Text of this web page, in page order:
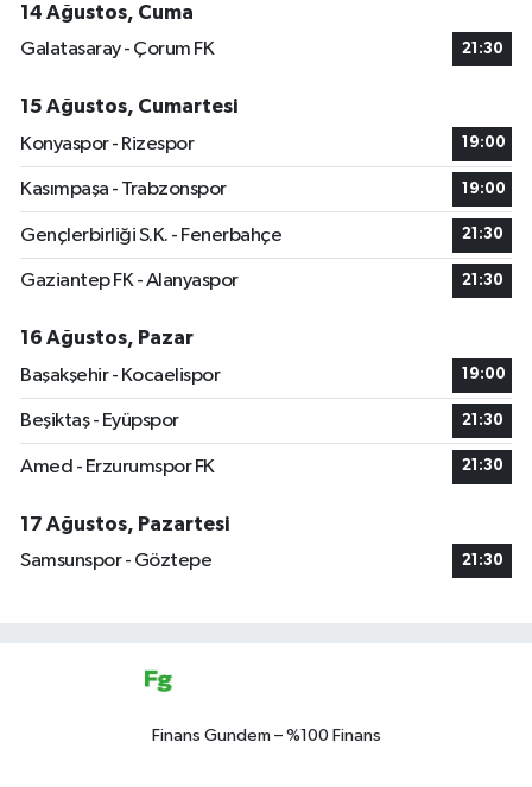
14 Ağustos, Cuma
Galatasaray - Çorum FK
21:30
15 Ağustos, Cumartesi
Konyaspor - Rizespor
19:00
Kasımpaşa - Trabzonspor 19:00
Gençlerbirliği S.K. - Fenerbahçe 21:30
Gaziantep FK - Alanyaspor 21:30
16 Ağustos, Pazar
Başakşehir - Kocaelispor
19:00
Beşiktaş - Eyüpspor 21:30
Amed - Erzurumspor FK 21:30
17 Ağustos, Pazartesi
Samsunspor - Göztepe
21:30
Finans Gundem – %100 Finans